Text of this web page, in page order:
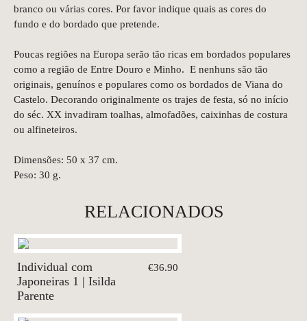
branco ou várias cores. Por favor indique quais as cores do
fundo e do bordado que pretende.
Poucas regiões na Europa serão tão ricas em bordados populares
como a região de Entre Douro e Minho. E nenhuns são tão
originais, genuínos e populares como os bordados de Viana do
Castelo. Decorando originalmente os trajes de festa, só no início
do séc. XX invadiram toalhas, almofadões, caixinhas de costura
ou alfineteiros.
Dimensões: 50 x 37 cm.
Peso: 30 g.
RELACIONADOS
Individual com
Japoneiras 1 | Isilda
Parente
€36.90